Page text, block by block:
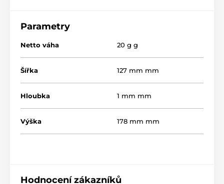
Parametry
Netto váha 20 g g
Šířka 127 mm mm
Hloubka 1 mm mm
Výška 178 mm mm
Hodnocení zákazníků